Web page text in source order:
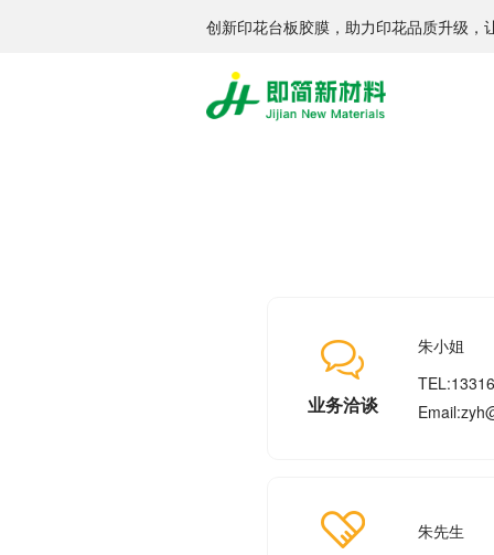
创新印花台板胶膜，助力印花品质升级，
业务洽谈
朱小姐
朱先生